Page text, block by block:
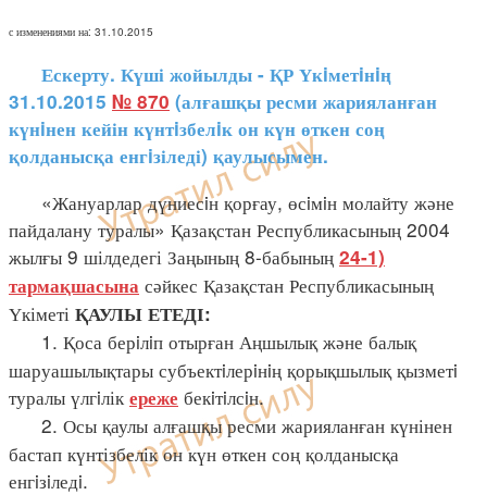
с изменениями на: 31.10.2015
Ескерту. Күші жойылды - ҚР Үкiметiнiң
31.10.2015 № 870 (алғашқы ресми жарияланған
күнiнен кейін күнтiзбелiк он күн өткен соң
қолданысқа енгiзіледі) қаулысымен.
«Жануарлар дүниесiн қорғау, өсiмiн молайту және
пайдалану туралы» Қазақстан Республикасының 2004
жылғы 9 шілдедегі Заңының 8-бабының 24-1)
тармақшасына сәйкес Қазақстан Республикасының
Үкіметі ҚАУЛЫ ЕТЕДІ:
1. Қоса берiлiп отырған Аңшылық және балық
шаруашылықтары субъектiлерiнiң қорықшылық қызметi
туралы үлгiлік ереже бекiтiлсiн.
2. Осы қаулы алғашқы ресми жарияланған күнінен
бастап күнтізбелік он күн өткен соң қолданысқа
енгiзiледi.